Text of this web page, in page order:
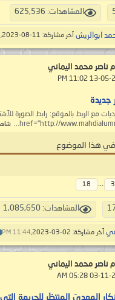
المشاهدات: 625,536
ابوالريش آخر مشاركة: 11-08-2023,
ناصر محمد اليماني
جديدة
href="http://
في هذا الموضوع
3
...
18
المشاهدات: 1,085,650
آخر مشاركة: 02-03-2023, 11:44 PM
ناصر محمد اليماني
المهديّ المنتظَر للجريمة